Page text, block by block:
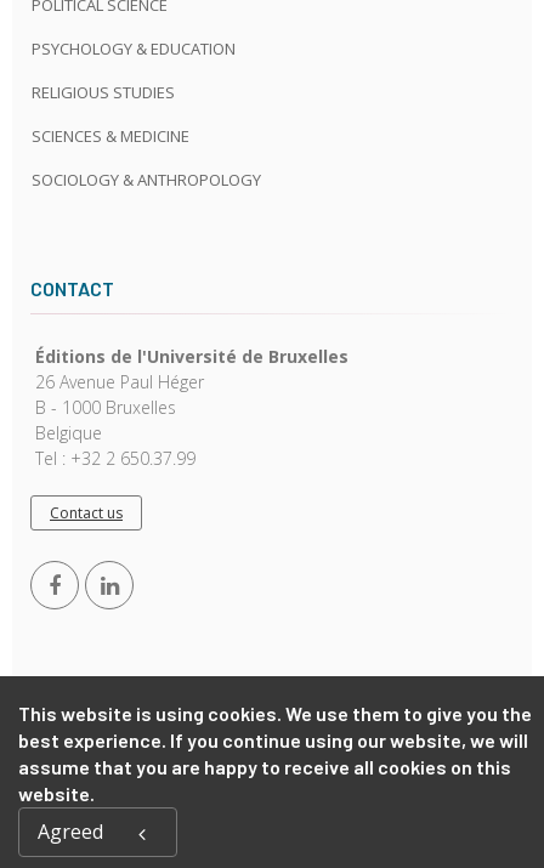
This website is using cookies. We use them to give you the
best experience. If you continue using our website, we will
assume that you are happy to receive all cookies on this
website.
Agreed
POLITICAL SCIENCE
PSYCHOLOGY & EDUCATION
RELIGIOUS STUDIES
SCIENCES & MEDICINE
SOCIOLOGY & ANTHROPOLOGY
CONTACT
Éditions de l'Université de Bruxelles
26 Avenue Paul Héger
B - 1000 Bruxelles
Belgique
Tel : +32 2 650.37.99
Contact us
Copyright © 2026, EUB. Powered byGiantChair. All Rights
Reserved